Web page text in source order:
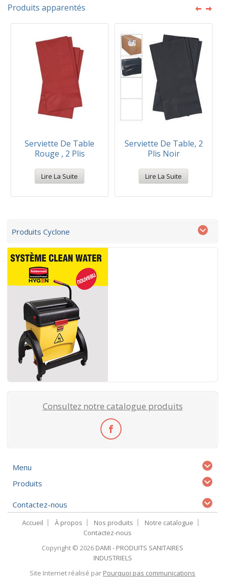
Produits apparentés
Serviette De Table
Rouge , 2 Plis
Lire La Suite
Serviette De Table, 2
Plis Noir
Lire La Suite
Produits Cyclone
Consultez notre catalogue produits
Menu
Produits
Contactez-nous
Accueil À propos Nos produits
Notre catalogue
Contactez-nous
Copyright © 2026 DAMI - PRODUITS SANITAIRES
INDUSTRIELS
Site Internet réalisé par Pourquoi pas communications